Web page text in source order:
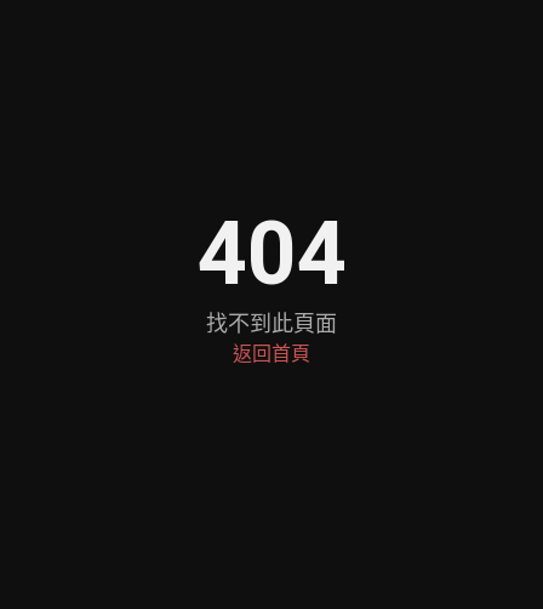
404
找不到此頁面
返回首頁